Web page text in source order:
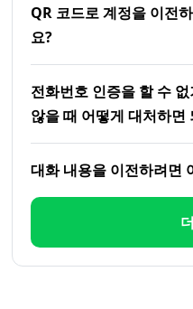
QR 코드로 계정을 이전
요?
전화번호 인증을 할 수
않을 때 어떻게 대처하면
대화 내용을 이전하려면